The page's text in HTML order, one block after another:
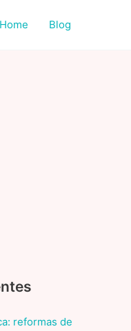
Home Blog
reformas de